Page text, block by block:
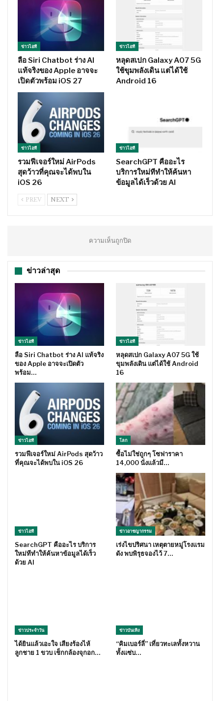
ข่าวไอที
ลือ Siri Chatbot ร่าง AI
แท้จริงของ Apple อาจจะ
เปิดตัวพร้อม iOS 27
ข่าวไอที
หลุดสเปก Galaxy A07 5G
ใช้ขุมพลังเดิน แต่ได้ใช้
Android 16
ข่าวไอที
รวมฟีเจอร์ใหม่ AirPods
สุดว้าวที่คุณจะได้พบใน
iOS 26
ข่าวไอที
SearchGPT คืออะไร
บริการใหม่ทีทำให้ค้นหา
ข้อมูลได้เร็วด้วย AI
PREV NEXT
ความเห็นถูกปิด
ข่าวล่าสุด
ข่าวไอที
ลือ Siri Chatbot ร่าง AI แท้จริง
ของ Apple อาจจะเปิดตัว
พร้อม…
ข่าวไอที
หลุดสเปก Galaxy A07 5G ใช้
ขุมพลังเดิน แต่ได้ใช้ Android
16
ข่าวไอที
รวมฟีเจอร์ใหม่ AirPods สุดว้าว
ที่คุณจะได้พบใน iOS 26
โลก
ซื้อไม่ใช่ถูกๆ โซฟาราคา
14,000 นั่งแล้วมี…
ข่าวไอที
SearchGPT คืออะไร บริการ
ใหม่ทีทำให้ค้นหาข้อมูลได้เร็ว
ด้วย AI
ข่าวอาชญากรรม
เร่งไขปริศนา เหตุตายหมู่โรงแรม
ดัง พบพิรุธจองไว้ 7…
ข่าวประจำวัน
ได้ยินแล้วเอะใจ เสียงร้องไห้
ลูกชาย 1 ขวบ เช็กกล้องจุกอก…
ข่าวบันเทิง
“คิมเบอร์ลี่” เที่ยวทะเลทั้งหวาน
ทั้งแซ่บ…